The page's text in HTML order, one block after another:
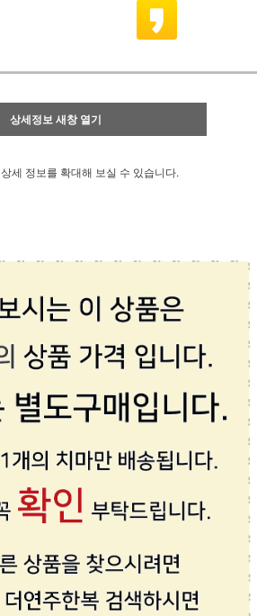
상세정보 새창 열기
상세 정보를 확대해 보실 수 있습니다.